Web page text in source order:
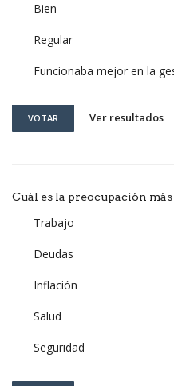
Bien
Regular
Funcionaba mejor en la
VOTAR Ver resultados
Cuál es la preocupación
Trabajo
Deudas
Inflación
Salud
Seguridad